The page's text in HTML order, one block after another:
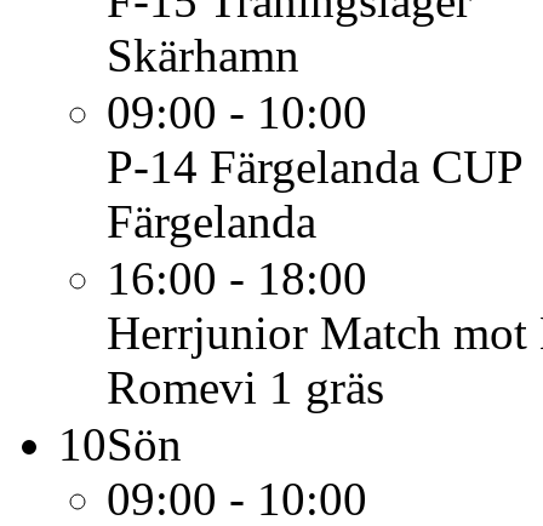
Skärhamn
09:00 - 10:00
P-14 Färgelanda CUP
Färgelanda
16:00 - 18:00
Herrjunior Match mot
Romevi 1 gräs
10Sön
09:00 - 10:00